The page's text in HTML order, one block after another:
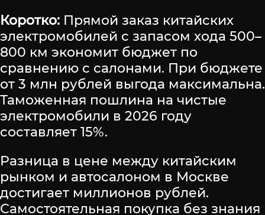
Коротко: Прямой заказ китайских
электромобилей с запасом хода 500–
800 км экономит бюджет по
сравнению с салонами. При бюджете
от 3 млн рублей выгода максимальна.
Таможенная пошлина на чистые
электромобили в 2026 году
составляет 15%.
Разница в цене между китайским
рынком и автосалоном в Москве
достигает миллионов рублей.
Самостоятельная покупка без знания